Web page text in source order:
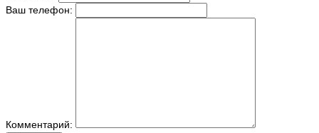
Ваш телефон:
Комментарий: